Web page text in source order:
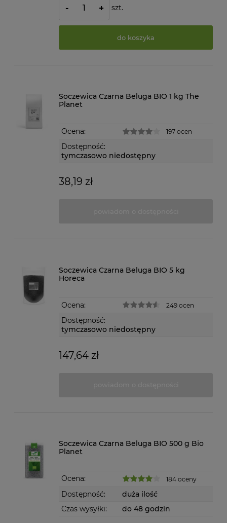
- + szt.
do koszyka
Soczewica Czarna Beluga BIO 1 kg The
Planet
Ocena: 197 ocen
Dostępność:
tymczasowo niedostępny
38,19 zł
Soczewica Czarna Beluga BIO 5 kg
Horeca
Ocena: 249 ocen
Dostępność:
tymczasowo niedostępny
147,64 zł
Soczewica Czarna Beluga BIO 500 g Bio
Planet
Ocena: 184 oceny
Dostępność:
duża ilość
Czas wysyłki:
do 48 godzin